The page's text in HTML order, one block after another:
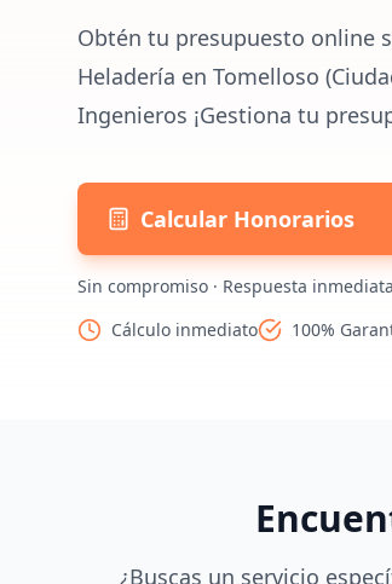
Obtén tu presupuesto online
Heladería en Tomelloso
Ingenieros ¡Gestiona tu
Calcular Honorarios
Sin compromiso · Respuesta
Cálculo inmediato
100%
¿Buscas un servicio